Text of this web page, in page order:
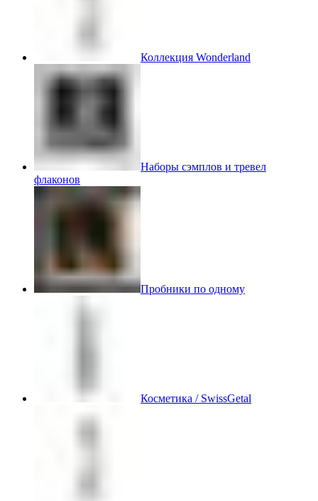
Коллекция Wonderland
Наборы сэмплов и тревел
флаконов
Пробники по одному
Косметика / SwissGetal